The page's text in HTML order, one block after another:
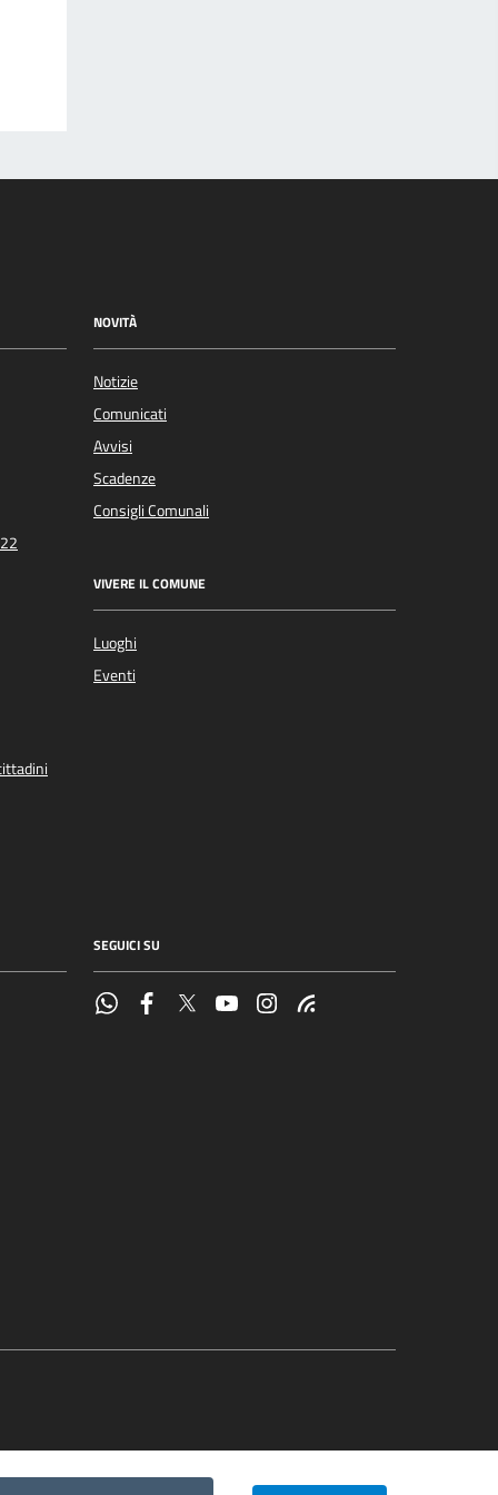
NOVITÀ
Notizie
Comunicati
Avvisi
Scadenze
Consigli Comunali
VIVERE IL COMUNE
Luoghi
Eventi
SEGUICI SU